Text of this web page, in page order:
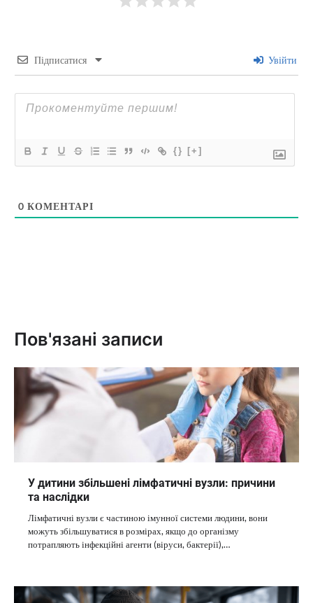
Підписатися Увійти
{} [+]
0 КОМЕНТАРІ
Пов'язані записи
У дитини збільшені лімфатичні вузли: причини
та наслідки
Лімфатичні вузли є частиною імунної системи людини, вони
можуть збільшуватися в розмірах, якщо до організму
потрапляють інфекційні агенти (віруси, бактерії),…